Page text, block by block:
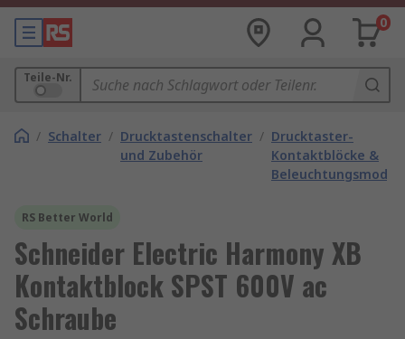
0
Teile-Nr.
/ Schalter / Drucktastenschalter
und Zubehör
/ Drucktaster-
Kontaktblöcke &
RS Better World
Schneider Electric Harmony XB
Kontaktblock SPST 600V ac
Schraube